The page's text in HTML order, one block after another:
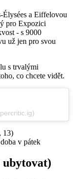
Élysées a Eiffelovou
pro Expozici
- s 9000
už jen pro svou
s trvalými
co chcete vidět.
13)
v pátek
ubytovat)